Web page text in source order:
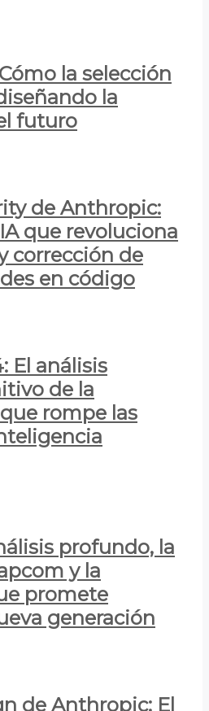
la selección
la
futuro
de Anthropic:
que revoluciona
corrección de
en código
El análisis
de la
rompe las
profundo, la
y la
promete
generación
de Anthropic: El